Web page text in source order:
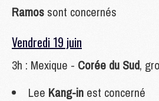
Ramos sont concernés
Vendredi 19 juin
3h : Mexique - Corée du Sud,
Lee Kang-in est concerné